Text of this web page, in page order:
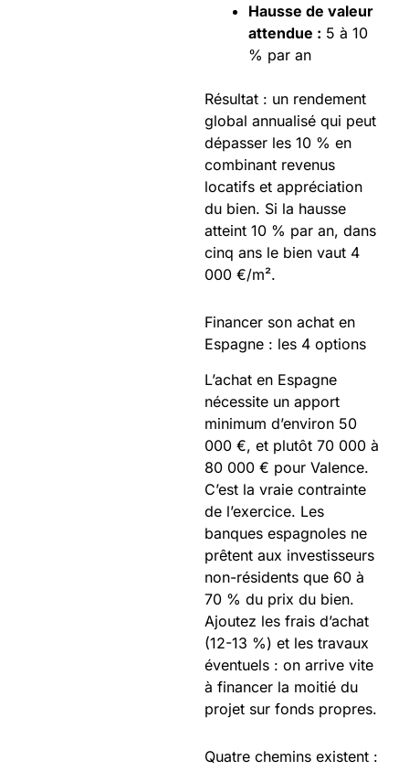
Hausse de valeur
attendue : 5 à 10
% par an
Résultat : un rendement
global annualisé qui peut
dépasser les 10 % en
combinant revenus
locatifs et appréciation
du bien. Si la hausse
atteint 10 % par an, dans
cinq ans le bien vaut 4
000 €/m².
Financer son achat en
Espagne : les 4 options
L’achat en Espagne
nécessite un apport
minimum d’environ 50
000 €, et plutôt 70 000 à
80 000 € pour Valence.
C’est la vraie contrainte
de l’exercice. Les
banques espagnoles ne
prêtent aux investisseurs
non-résidents que 60 à
70 % du prix du bien.
Ajoutez les frais d’achat
(12-13 %) et les travaux
éventuels : on arrive vite
à financer la moitié du
projet sur fonds propres.
Quatre chemins existent :